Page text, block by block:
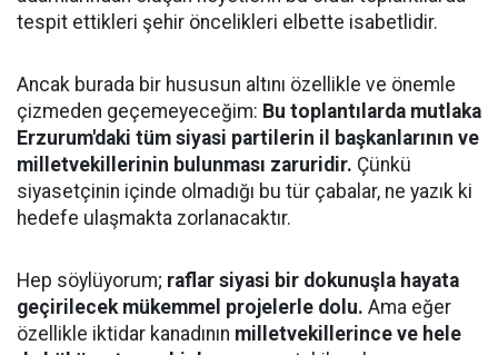
tespit ettikleri şehir öncelikleri elbette isabetlidir.
​Ancak burada bir hususun altını özellikle ve önemle
çizmeden geçemeyeceğim: Bu toplantılarda mutlaka
Erzurum'daki tüm siyasi partilerin il başkanlarının ve
milletvekillerinin bulunması zaruridir. Çünkü
siyasetçinin içinde olmadığı bu tür çabalar, ne yazık ki
hedefe ulaşmakta zorlanacaktır.
​Hep söylüyorum; raflar siyasi bir dokunuşla hayata
geçirilecek mükemmel projelerle dolu. Ama eğer
özellikle iktidar kanadının milletvekillerince ve hele